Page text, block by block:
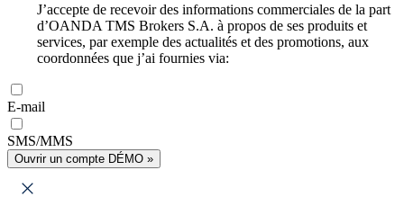
J’accepte de recevoir des informations commerciales de la part
d’OANDA TMS Brokers S.A. à propos de ses produits et
services, par exemple des actualités et des promotions, aux
coordonnées que j’ai fournies via:
E-mail
SMS/MMS
Ouvrir un compte DÉMO »